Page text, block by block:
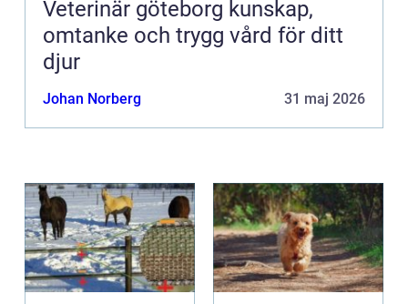
Veterinär göteborg kunskap,
omtanke och trygg vård för ditt
djur
Johan Norberg 31 maj 2026